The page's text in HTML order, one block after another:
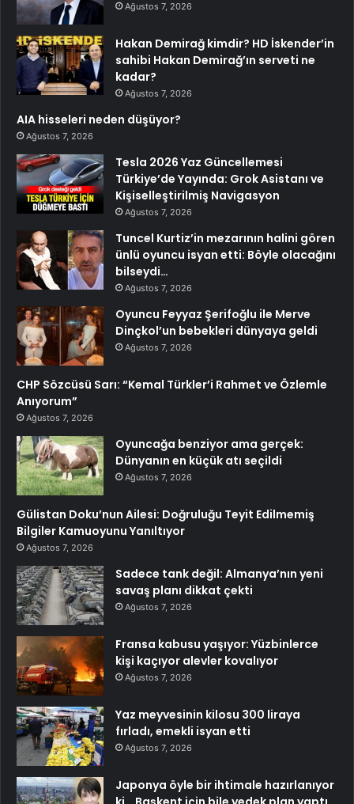
Ağustos 7, 2026
Hakan Demirağ kimdir? HD İskender’in
sahibi Hakan Demirağ’ın serveti ne
kadar?
Ağustos 7, 2026
AIA hisseleri neden düşüyor?
Ağustos 7, 2026
Tesla 2026 Yaz Güncellemesi
Türkiye’de Yayında: Grok Asistanı ve
Kişiselleştirilmiş Navigasyon
Ağustos 7, 2026
Tuncel Kurtiz’in mezarının halini gören
ünlü oyuncu isyan etti: Böyle olacağını
bilseydi…
Ağustos 7, 2026
Oyuncu Feyyaz Şerifoğlu ile Merve
Dinçkol’un bebekleri dünyaya geldi
Ağustos 7, 2026
CHP Sözcüsü Sarı: “Kemal Türkler’i Rahmet ve Özlemle
Anıyorum”
Ağustos 7, 2026
Oyuncağa benziyor ama gerçek:
Dünyanın en küçük atı seçildi
Ağustos 7, 2026
Gülistan Doku’nun Ailesi: Doğruluğu Teyit Edilmemiş
Bilgiler Kamuoyunu Yanıltıyor
Ağustos 7, 2026
Sadece tank değil: Almanya’nın yeni
savaş planı dikkat çekti
Ağustos 7, 2026
Fransa kabusu yaşıyor: Yüzbinlerce
kişi kaçıyor alevler kovalıyor
Ağustos 7, 2026
Yaz meyvesinin kilosu 300 liraya
fırladı, emekli isyan etti
Ağustos 7, 2026
Japonya öyle bir ihtimale hazırlanıyor